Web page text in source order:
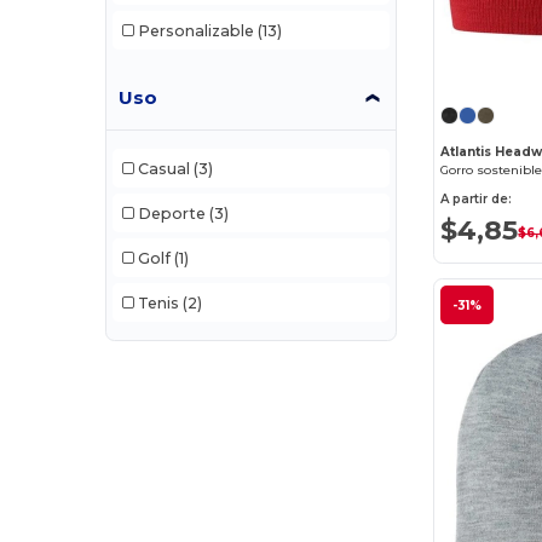
American Apparel
ANETIK (11)
Anker
Arctic Zone
Artisan Collection by Reprime
(27)
Personalizable (13)
Uso
Casual (3)
Deporte (3)
Golf (1)
Tenis (2)
Atlantis
Gorro
A partir de:
$4,85
-31%